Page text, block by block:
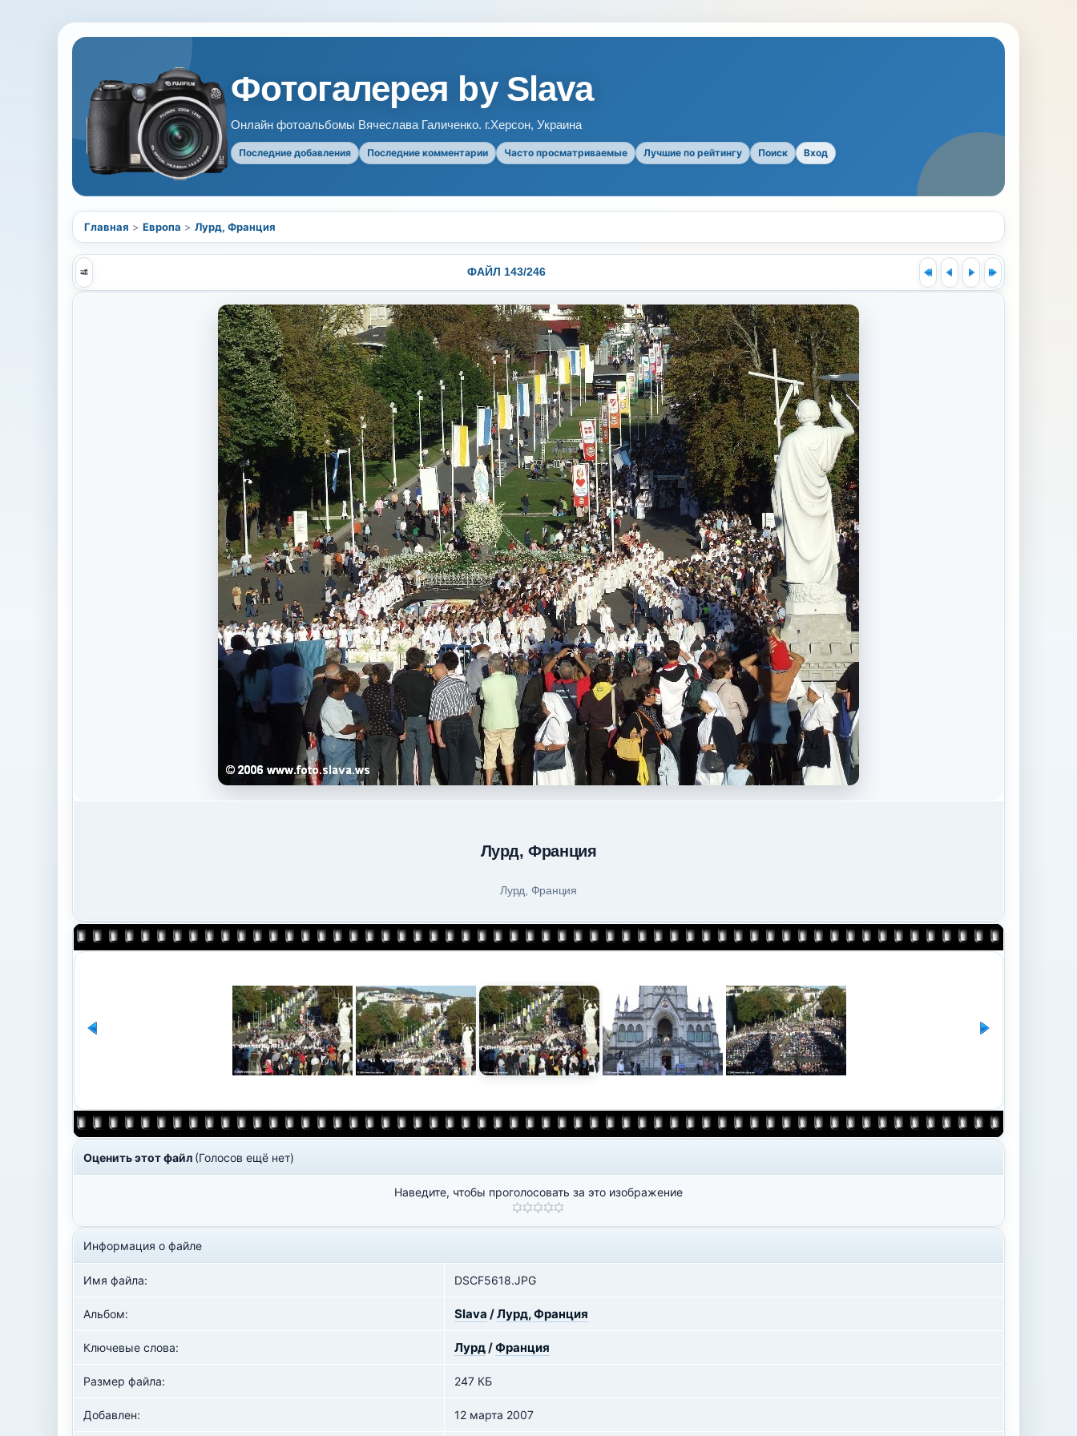
Фотогалерея by Slava
Онлайн фотоальбомы Вячеслава Галиченко. г.Херсон, Украина
Последние добавления Последние комментарии Часто просматриваемые Лучшие по рейтингу Поиск Вход
Главная > Европа > Лурд, Франция
ФАЙЛ 143/246
Лурд, Франция
Лурд, Франция
Оценить этот файл (Голосов ещё нет)
Наведите, чтобы проголосовать за это изображение
Информация о файле
Имя файла: DSCF5618.JPG
Альбом: Slava /Лурд, Франция
Ключевые слова: Лурд/Франция
Размер файла: 247 КБ
Добавлен: 12 марта 2007